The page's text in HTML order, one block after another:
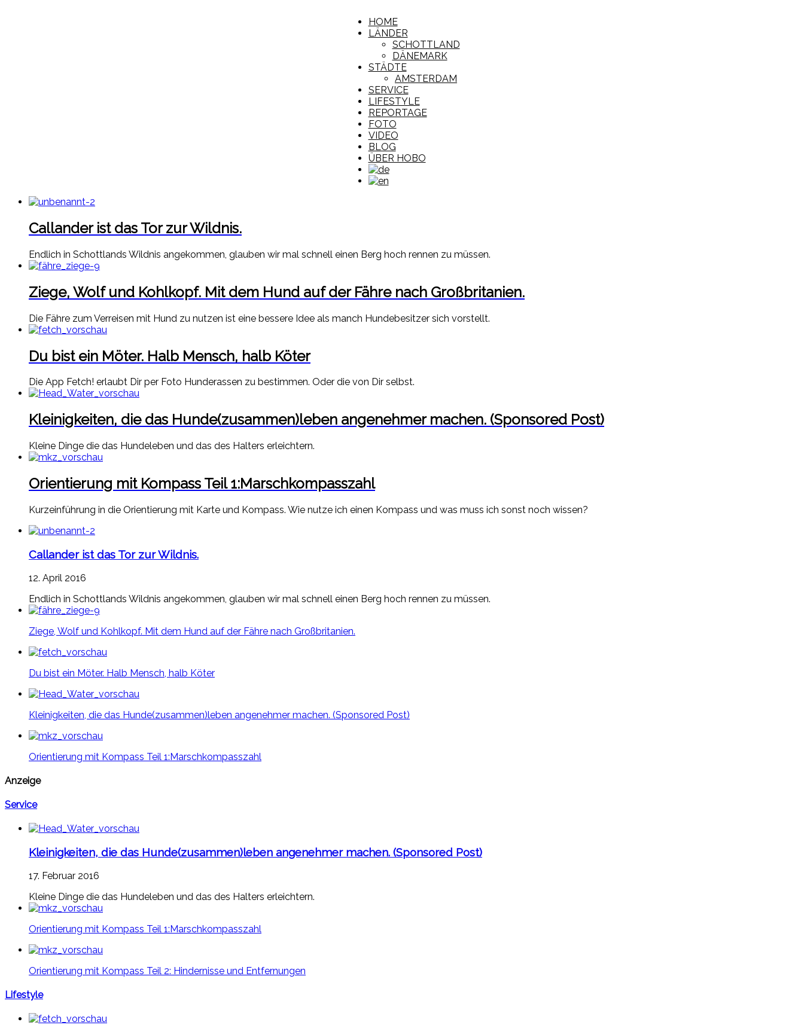
HOME
LÄNDER
SCHOTTLAND
DÄNEMARK
STÄDTE
AMSTERDAM
SERVICE
LIFESTYLE
REPORTAGE
FOTO
VIDEO
BLOG
ÜBER HOBO
Callander ist das Tor zur Wildnis.
Endlich in Schottlands Wildnis angekommen, glauben wir mal schnell einen Berg hoch rennen zu müssen.
Ziege, Wolf und Kohlkopf. Mit dem Hund auf der Fähre nach Großbritanien.
Die Fähre zum Verreisen mit Hund zu nutzen ist eine bessere Idee als manch Hundebesitzer sich vorstellt.
Du bist ein Möter. Halb Mensch, halb Köter
Die App Fetch! erlaubt Dir per Foto Hunderassen zu bestimmen. Oder die von Dir selbst.
Kleinigkeiten, die das Hunde(zusammen)leben angenehmer machen. (Sponsored Post)
Kleine Dinge die das Hundeleben und das des Halters erleichtern.
Orientierung mit Kompass Teil 1:Marschkompasszahl
Kurzeinführung in die Orientierung mit Karte und Kompass. Wie nutze ich einen Kompass und was muss ich sonst noch wissen?
Callander ist das Tor zur Wildnis.
12. April 2016
Endlich in Schottlands Wildnis angekommen, glauben wir mal schnell einen Berg hoch rennen zu müssen.
Ziege, Wolf und Kohlkopf. Mit dem Hund auf der Fähre nach Großbritanien.
Du bist ein Möter. Halb Mensch, halb Köter
Kleinigkeiten, die das Hunde(zusammen)leben angenehmer machen. (Sponsored Post)
Orientierung mit Kompass Teil 1:Marschkompasszahl
Anzeige
Service
Kleinigkeiten, die das Hunde(zusammen)leben angenehmer machen. (Sponsored Post)
17. Februar 2016
Kleine Dinge die das Hundeleben und das des Halters erleichtern.
Orientierung mit Kompass Teil 1:Marschkompasszahl
Orientierung mit Kompass Teil 2: Hindernisse und Entfernungen
Lifestyle